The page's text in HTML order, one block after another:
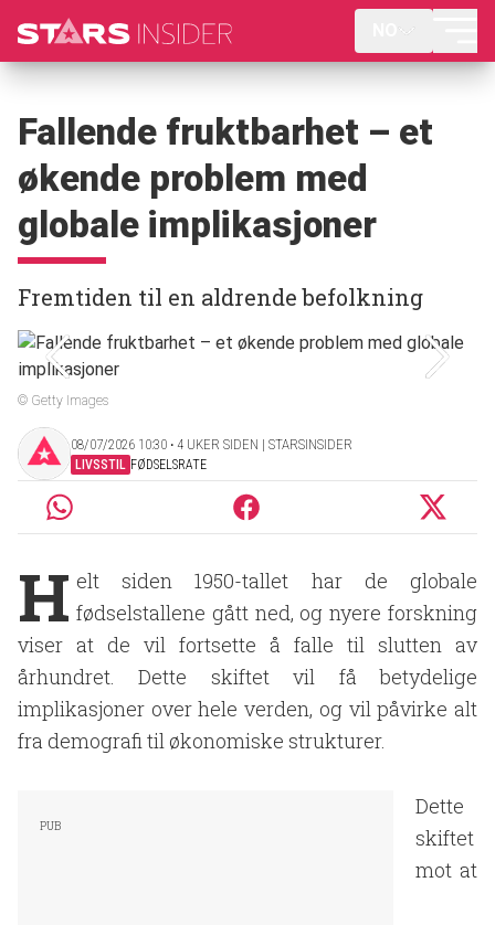
Fallende fruktbarhet – et
økende problem med
globale implikasjoner
Fremtiden til en aldrende befolkning
© Getty Images
08/07/2026 10:30 ‧ 4 UKER SIDEN | STARSINSIDER
LIVSSTIL FØDSELSRATE
H elt siden 1950-tallet har de globale
fødselstallene gått ned, og nyere forskning
viser at de vil fortsette å falle til slutten av
århundret. Dette skiftet vil få betydelige
implikasjoner over hele verden, og vil påvirke alt
fra demografi til økonomiske strukturer.
Dette
skiftet
mot at